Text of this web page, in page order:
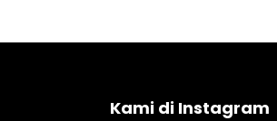
Kami di Instagram